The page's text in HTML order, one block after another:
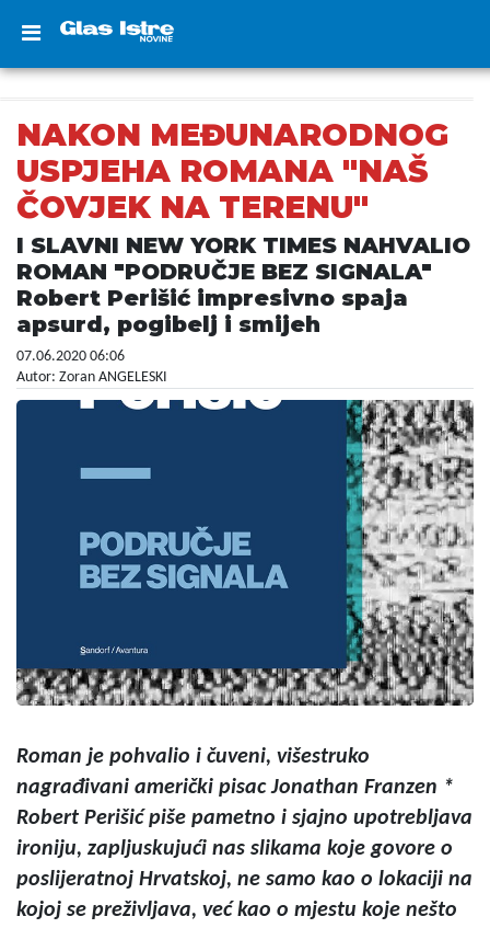
NAKON MEĐUNARODNOG
USPJEHA ROMANA "NAŠ
ČOVJEK NA TERENU"
I SLAVNI NEW YORK TIMES NAHVALIO
ROMAN "PODRUČJE BEZ SIGNALA"
Robert Perišić impresivno spaja
apsurd, pogibelj i smijeh
07.06.2020 06:06
Autor: Zoran ANGELESKI
Roman je pohvalio i čuveni, višestruko
nagrađivani američki pisac Jonathan Franzen *
Robert Perišić piše pametno i sjajno upotrebljava
ironiju, zapljuskujući nas slikama koje govore o
poslijeratnoj Hrvatskoj, ne samo kao o lokaciji na
kojoj se preživljava, već kao o mjestu koje nešto